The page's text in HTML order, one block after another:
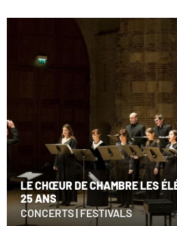
LE CHŒUR DE CHAMBRE LES
25 ANS
CONCERTS| FESTIVALS